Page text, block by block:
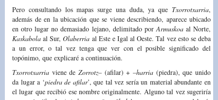
Pero consultando los mapas surge una duda, ya que Txorrotxarria,
además de en la ubicación que se viene describiendo, aparece ubicado
en otro lugar no demasiado lejano, delimitado porArmuskoaal Norte,
Kaskabola al Sur,Olaberria al Este e Igal al Oeste. Tal vez esto se deba
a un error, o tal vez tenga que ver con el posible significado del
topónimo, que explicaré a continuación.
Txorrotxarria viene de Zorrotz– (afilar) + –harria (piedra), que unido
da lugar a ‘piedra de afilar’, que tal vez sería un material abundante en
el lugar que recibió ese nombre originalmente. Alguno tal vez sugeriría